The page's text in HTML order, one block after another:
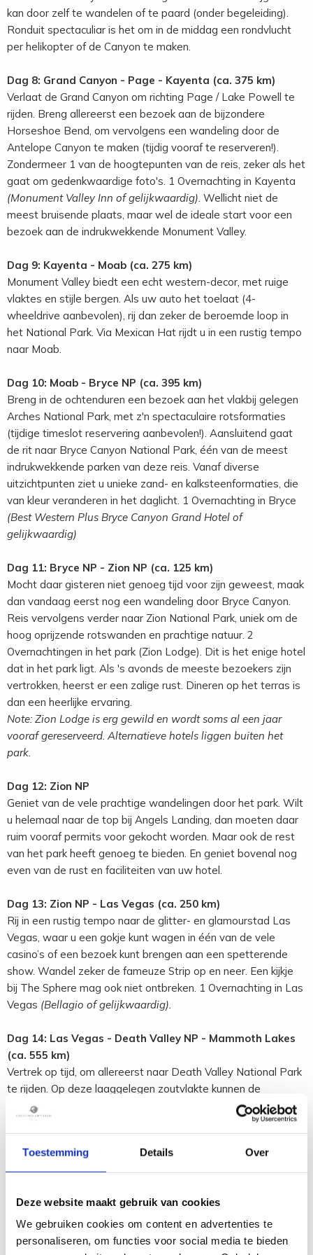
Toestemming Details Over
Deze website maakt gebruik van cookies
We gebruiken cookies om content en advertenties te
personaliseren, om functies voor social media te bieden
kan door zelf te wandelen of te paard (onder begeleiding).
Ronduit spectaculiar is het om in de middag een rondvlucht
per helikopter of de Canyon te maken.
Dag 8: Grand Canyon - Page - Kayenta (ca. 375 km)
Verlaat de Grand Canyon om richting Page / Lake Powell te
rijden. Breng allereerst een bezoek aan de bijzondere
Horseshoe Bend, om vervolgens een wandeling door de
Antelope Canyon te maken (tijdig vooraf te reserveren!).
Zondermeer 1 van de hoogtepunten van de reis, zeker als het
gaat om gedenkwaardige foto's. 1 Overnachting in Kayenta
(Monument Valley Inn of gelijkwaardig). Wellicht niet de
meest bruisende plaats, maar wel de ideale start voor een
bezoek aan de indrukwekkende Monument Valley.
Dag 9: Kayenta - Moab (ca. 275 km)
Monument Valley biedt een echt western-decor, met ruige
vlaktes en stijle bergen. Als uw auto het toelaat (4-
wheeldrive aanbevolen), rij dan zeker de beroemde loop in
het National Park. Via Mexican Hat rijdt u in een rustig tempo
naar Moab.
Dag 10: Moab - Bryce NP (ca. 395 km)
Breng in de ochtenduren een bezoek aan het vlakbij gelegen
Arches National Park, met z'n spectaculaire rotsformaties
(tijdige timeslot reservering aanbevolen!). Aansluitend gaat
de rit naar Bryce Canyon National Park, één van de meest
indrukwekkende parken van deze reis. Vanaf diverse
uitzichtpunten ziet u unieke zand- en kalksteenformaties, die
van kleur veranderen in het daglicht. 1 Overnachting in Bryce
(Best Western Plus Bryce Canyon Grand Hotel of
gelijkwaardig)
Dag 11: Bryce NP - Zion NP (ca. 125 km)
Mocht daar gisteren niet genoeg tijd voor zijn geweest, maak
dan vandaag eerst nog een wandeling door Bryce Canyon.
Reis vervolgens verder naar Zion National Park, uniek om de
hoog oprijzende rotswanden en prachtige natuur. 2
Overnachtingen in het park (Zion Lodge). Dit is het enige hotel
dat in het park ligt. Als 's avonds de meeste bezoekers zijn
vertrokken, heerst er een zalige rust. Dineren op het terras is
dan een heerlijke ervaring.
Note: Zion Lodge is erg gewild en wordt soms al een jaar
vooraf gereserveerd. Alternatieve hotels liggen buiten het
park.
Dag 12: Zion NP
Geniet van de vele prachtige wandelingen door het park. Wilt
u helemaal naar de top bij Angels Landing, dan moeten daar
ruim vooraf permits voor gekocht worden. Maar ook de rest
van het park heeft genoeg te bieden. En geniet bovenal nog
even van de rust en faciliteiten van uw hotel.
Dag 13: Zion NP - Las Vegas (ca. 250 km)
Rij in een rustig tempo naar de glitter- en glamourstad Las
Vegas, waar u een gokje kunt wagen in één van de vele
casino’s of een bezoek kunt brengen aan een spetterende
show. Wandel zeker de fameuze Strip op en neer. Een kijkje
bij The Sphere mag ook niet ontbreken. 1 Overnachting in Las
Vegas (Bellagio of gelijkwaardig).
Dag 14: Las Vegas - Death Valley NP - Mammoth Lakes
(ca. 555 km)
Vertrek op tijd, om allereerst naar Death Valley National Park
te rijden. Op deze laaggelegen zoutvlakte kunnen de
temperaturen naar ongekende hoogtes stijgen. Aansluitend
gaat de rit naar Mammoth Lakes, in de winter een
wandelen, fietsen en vissen.
Via de prachtige Tioga Pass - de hoogste autoweg van
Amerika - rijdt u over bochtige wegen en besneeuwde
bergtoppen naar Yosemite National Park. Neem rustig de tijd